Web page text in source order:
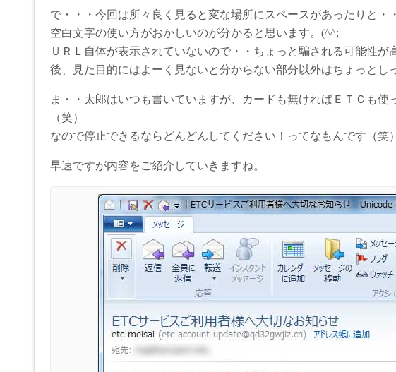
で・・・今回は所々良く見ると変な場所にスペースがあったりと・・
空白文字の使い方がおかしいのが分かると思います。(^^;
ＵＲＬ自体が表示されていないので・・ちょっと騙される可能性が
後、見た目的にはよーく見ないと分からない部分以外はちょっとし
ま・・太郎はいつも書いていますが、カードも無ければＥＴＣも
（笑）
なので停止できるならどんどんしてください！ってなもんです（笑）
早速ですが内容をご紹介していきますね。